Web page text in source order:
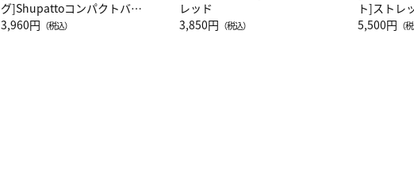
グ]Shupattoコンパクトバッ
グ Drop JAL客室乗務員
3,960円 （税込）
レッド
3,850円 （税込）
ト]ストレ
ーネック
5,500円 （